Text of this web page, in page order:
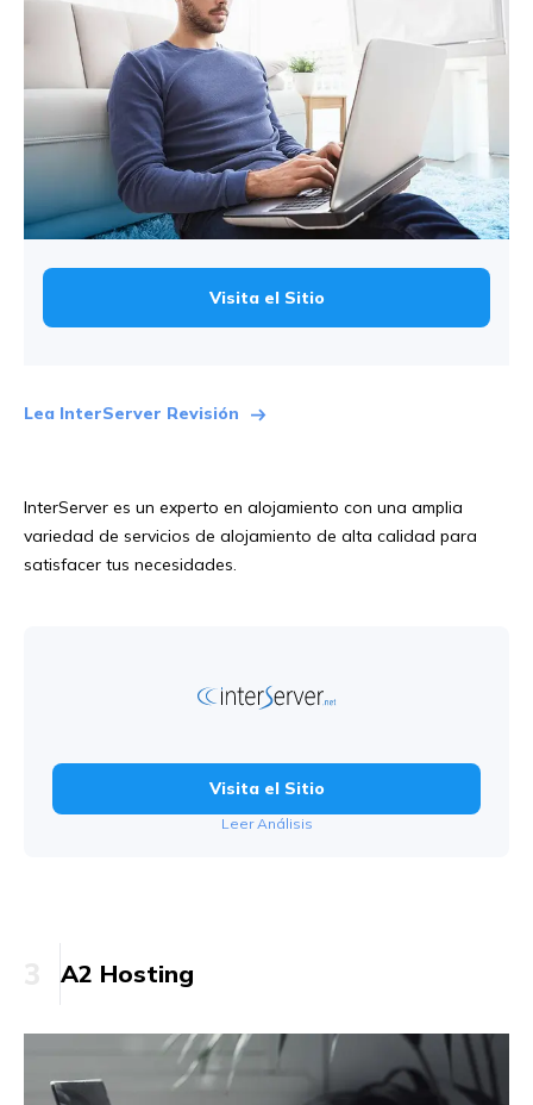
Visita el Sitio
Lea InterServer Revisión
InterServer es un experto en alojamiento con una amplia
variedad de servicios de alojamiento de alta calidad para
satisfacer tus necesidades.
Visita el Sitio
Leer Análisis
A2 Hosting